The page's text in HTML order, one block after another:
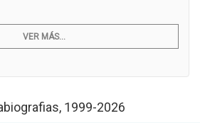
VER MÁS...
1999-2026